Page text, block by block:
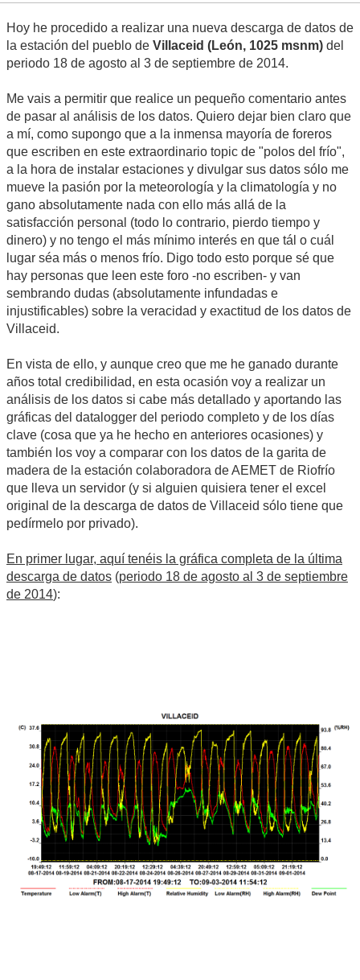
Hoy he procedido a realizar una nueva descarga de datos de
la estación del pueblo de Villaceid (León, 1025 msnm) del
periodo 18 de agosto al 3 de septiembre de 2014.
Me vais a permitir que realice un pequeño comentario antes
de pasar al análisis de los datos. Quiero dejar bien claro que
a mí, como supongo que a la inmensa mayoría de foreros
que escriben en este extraordinario topic de "polos del frío",
a la hora de instalar estaciones y divulgar sus datos sólo me
mueve la pasión por la meteorología y la climatología y no
gano absolutamente nada con ello más allá de la
satisfacción personal (todo lo contrario, pierdo tiempo y
dinero) y no tengo el más mínimo interés en que tál o cuál
lugar séa más o menos frío. Digo todo esto porque sé que
hay personas que leen este foro -no escriben- y van
sembrando dudas (absolutamente infundadas e
injustificables) sobre la veracidad y exactitud de los datos de
Villaceid.
En vista de ello, y aunque creo que me he ganado durante
años total credibilidad, en esta ocasión voy a realizar un
análisis de los datos si cabe más detallado y aportando las
gráficas del datalogger del periodo completo y de los días
clave (cosa que ya he hecho en anteriores ocasiones) y
también los voy a comparar con los datos de la garita de
madera de la estación colaboradora de AEMET de Riofrío
que lleva un servidor (y si alguien quisiera tener el excel
original de la descarga de datos de Villaceid sólo tiene que
pedírmelo por privado).
En primer lugar, aquí tenéis la gráfica completa de la última
descarga de datos (periodo 18 de agosto al 3 de septiembre
de 2014):